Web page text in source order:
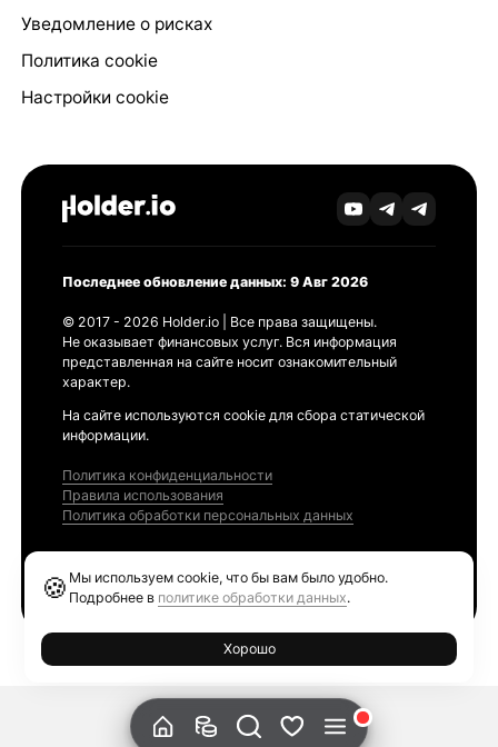
Уведомление о рисках
Политика cookie
Настройки cookie
Последнее обновление данных: 9 Авг 2026
© 2017 - 2026 Holder.io | Все права защищены.
Не оказывает финансовых услуг. Вся информация
представленная на сайте носит ознакомительный
характер.
На сайте используются cookie для сбора статической
информации.
Политика конфиденциальности
Правила использования
Политика обработки персональных данных
🍪 Мы используем cookie, что бы вам было удобно.
Подробнее в политике обработки данных.
Хорошо
Ethereum GAS Tracker